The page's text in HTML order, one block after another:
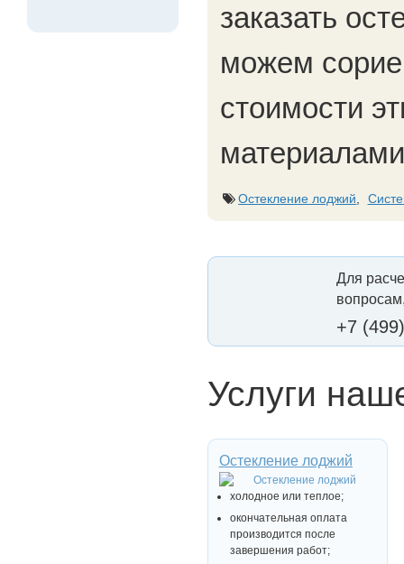
заказать
можем
стоимости
Остекление лоджий
Для
+7
Услуги
Остекление лоджий
холодное или теплое;
окончательная оплата
производится после
завершения работ;